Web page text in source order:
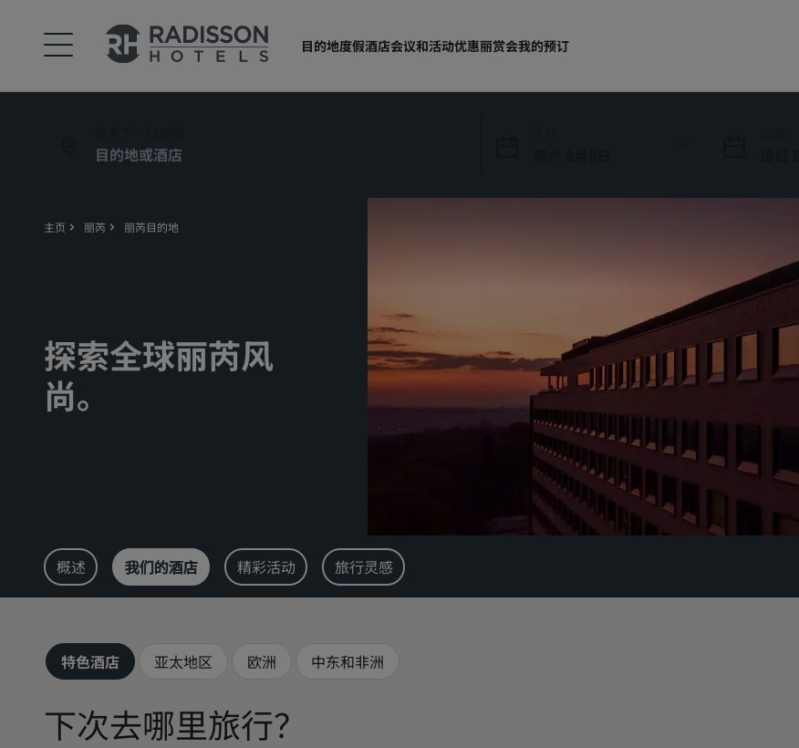
目的地度假酒店会议和活动优惠丽赏会我的预订
主页 丽芮 丽芮目的地
探索全球丽芮风
尚。
概述 我们的酒店 精彩活动 旅行灵感
特色酒店 亚太地区 欧洲 中东和非洲
下次去哪里旅行？